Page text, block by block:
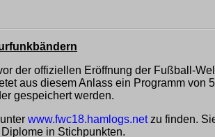
der offiziellen Eröffnung der Fußball-
aus diesem Anlass ein Programm
gespeichert werden.
www.fwc18.hamlogs.netzu finden.
in Stichpunkten.